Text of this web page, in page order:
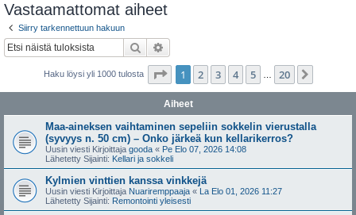
Vastaamattomat aiheet
Siirry tarkennettuun hakuun
Etsi
Haku löysi yli 1000 tulosta Sivu /20
1 2 3 4 5 20
Aiheet
Maa-aineksen vaihtaminen sepeliin sokkelin vierustalla
(syvyys n. 50 cm) – Onko järkeä kun kellarikerros?
Uusin viesti Kirjoittaja gooda « Pe Elo 07, 2026 14:08
Lähetetty Sijainti: Kellari ja sokkeli
Kylmien vinttien kanssa vinkkejä
Uusin viesti Kirjoittaja Nuariremppaaja « La Elo 01, 2026 11:27
Lähetetty Sijainti: Remontointi yleisesti